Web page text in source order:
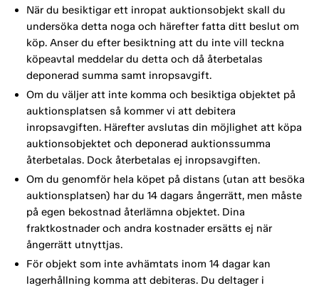
När du besiktigar ett inropat auktionsobjekt skall du
undersöka detta noga och härefter fatta ditt beslut om
köp. Anser du efter besiktning att du inte vill teckna
köpeavtal meddelar du detta och då återbetalas
deponerad summa samt inropsavgift.
Om du väljer att inte komma och besiktiga objektet på
auktionsplatsen så kommer vi att debitera
inropsavgiften. Härefter avslutas din möjlighet att köpa
auktionsobjektet och deponerad auktionssumma
återbetalas. Dock återbetalas ej inropsavgiften.
Om du genomför hela köpet på distans (utan att besöka
auktionsplatsen) har du 14 dagars ångerrätt, men måste
på egen bekostnad återlämna objektet. Dina
fraktkostnader och andra kostnader ersätts ej när
ångerrätt utnyttjas.
För objekt som inte avhämtats inom 14 dagar kan
lagerhållning komma att debiteras. Du deltager i